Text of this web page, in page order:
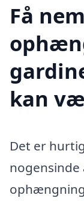
Få
kan
Det er